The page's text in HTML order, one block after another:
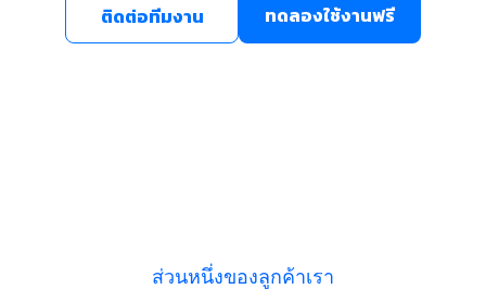
ติดต่อทีมงาน ทดลองใช้งานฟรี
ส่วนหนึ่งของลูกค้าเรา